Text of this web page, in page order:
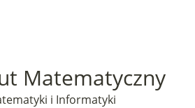
Matematyczny
i Informatyki